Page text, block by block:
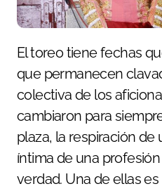
El toreo tiene fechas que no se borran. Días
que permanecen
colectiva de los
cambiaron para
plaza, la respiración de
íntima de una
verdad. Una de ellas